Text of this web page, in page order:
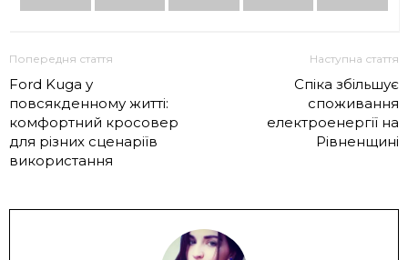
Попередня стаття
Ford Kuga у
повсякденному житті:
комфортний кросовер
для різних сценаріїв
використання
Наступна стаття
Спіка збільшує
споживання
електроенергії на
Рівненщині